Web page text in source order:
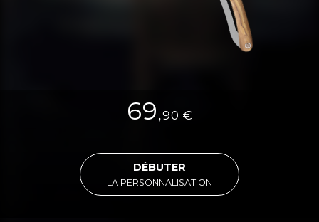
69,90 €
DÉBUTER
LA PERSONNALISATION